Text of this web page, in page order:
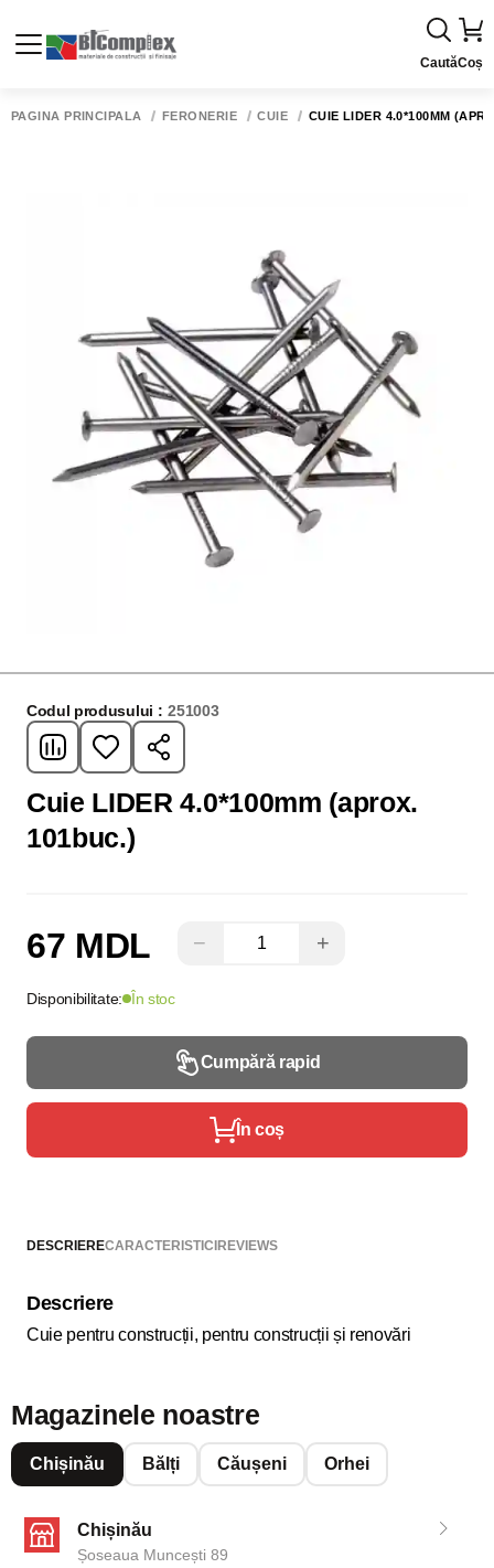
CautăCoș
PAGINA PRINCIPALĂ FERONERIE CUIE CUIE LIDER 4.0*100MM
Codul produsului : 251003
Cuie LIDER 4.0*100mm (aprox.
101buc.)
67 MDL − +
Disponibilitate: În stoc
Cumpără rapid
În coș
DESCRIERECARACTERISTICIREVIEWS
Descriere
Cuie pentru construcții, pentru construcții și renovări
Magazinele noastre
Chișinău Bălți Căușeni Orhei
Chișinău
Șoseaua Muncești 89